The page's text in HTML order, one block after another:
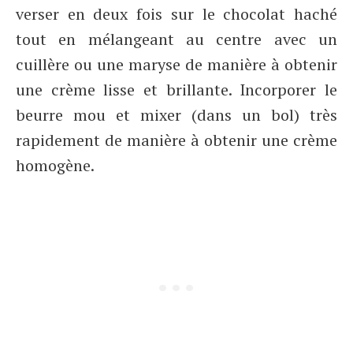
verser en deux fois sur le chocolat haché
tout en mélangeant au centre avec un
cuillère ou une maryse de manière à obtenir
une crème lisse et brillante. Incorporer le
beurre mou et mixer (dans un bol) très
rapidement de manière à obtenir une crème
homogène.